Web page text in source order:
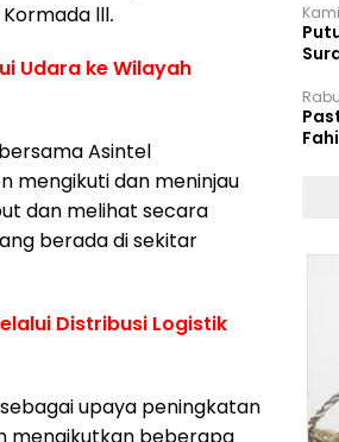
lll.
Udara ke Wilayah
Asintel
mengikuti dan meninjau
dan melihat secara
berada di sekitar
Distribusi Logistik
upaya peningkatan